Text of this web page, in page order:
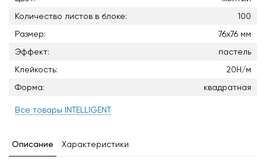
Количество листов в блоке:
100
Размер:
76x76 мм
Эффект:
пастель
Клейкость:
20Н/м
Форма:
квадратная
Все товары INTELLIGENT
Описание Характеристики